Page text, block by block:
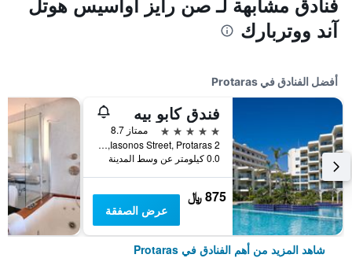
آند ووتربارك
أفضل الفنادق في Protaras
فندق كابو بيه
5 نجوم
ممتاز 8.7
2 Iasonos Street, Protaras, قبرص
0.0 كيلومتر عن وسط المدينة
875 ﷼
عرض الصفقة
شاهد المزيد من أهم الفنادق في Protaras